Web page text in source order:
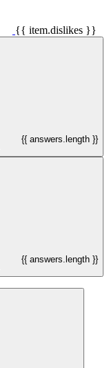
{{ item.dislikes }}
{{ answers.length }}
{{ answers.length }}